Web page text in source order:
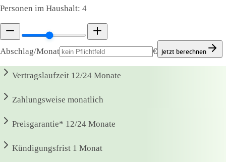
Personen im Haushalt: 4
Abschlag/Monat € Jetzt berechnen
Vertragslaufzeit 12/24 Monate
Zahlungsweise monatlich
Preisgarantie* 12/24 Monate
Kündigungsfrist 1 Monat